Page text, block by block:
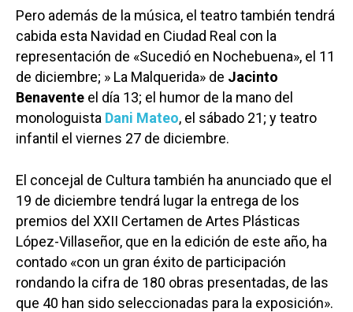
Pero además de la música, el teatro también tendrá
cabida esta Navidad en Ciudad Real con la
representación de «Sucedió en Nochebuena», el 11
de diciembre; » La Malquerida» de Jacinto
Benavente el día 13; el humor de la mano del
monologuista Dani Mateo, el sábado 21; y teatro
infantil el viernes 27 de diciembre.
El concejal de Cultura también ha anunciado que el
19 de diciembre tendrá lugar la entrega de los
premios del XXII Certamen de Artes Plásticas
López-Villaseñor, que en la edición de este año, ha
contado «con un gran éxito de participación
rondando la cifra de 180 obras presentadas, de las
que 40 han sido seleccionadas para la exposición».